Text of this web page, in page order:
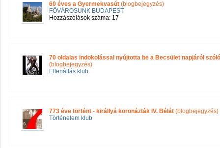
60 éves a Gyermekvasút (blogbejegyzés)
FŐVÁROSUNK BUDAPEST
Hozzászólások száma: 17
70 oldalas indokolással nyújtotta be a Becsület napjáról
(blogbejegyzés)
Ellenállás klub
773 éve történt - királlyá koronázták IV. Bélát (blogbejegyzés)
Történelem klub